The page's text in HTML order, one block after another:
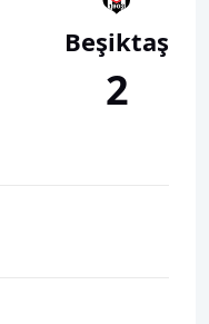
Beşiktaş
2